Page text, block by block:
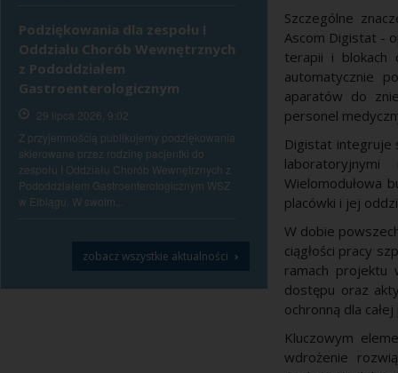
Podziękowania dla zespołu I
Oddziału Chorób Wewnętrznych
z Pododdziałem
Gastroenterologicznym
29 lipca 2026, 9:02
Z przyjemnością publikujemy podziękowania
skierowane przez rodzinę pacjentki do
zespołu I Oddziału Chorób Wewnętrznych z
Pododdziałem Gastroenterologicznym WSZ
w Elblągu. W swoim...
zobacz wszystkie aktualności ›
Szczególne
Ascom Digistat -
terapii i blokach
automatycznie
aparatów do
personel
Digistat integruje
Wielomodułowa
placówki i jej
W dobie
ciągłości pracy
ramach projektu
dostępu oraz
ochronną dla
Kluczowym
wdrożenie